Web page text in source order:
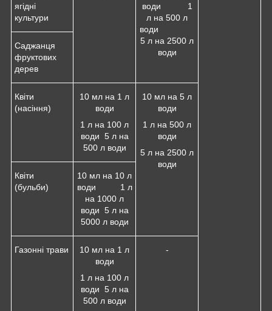
ягідні
культури
води 1
л на 500 л
води
5 л на 2500 л
води
Саджанця
фруктових
дерев
Квіти
(насіння)
10 мл на 1 л
води
1 л на 100 л
води 5 л на
500 л води
10 мл на 5 л
води
1 л на 500 л
води
5 л на 2500 л
води
Квіти
(бульби)
10 мл на 10 л
води 1 л
на 1000 л
води 5 л на
5000 л води
Газонні трави
10 мл на 1 л
води
1 л на 100 л
води 5 л на
500 л води
-